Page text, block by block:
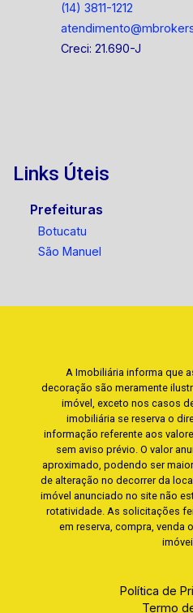
(14) 3811-1212
Creci: 21.690-J
Links Úteis
Prefeituras
Botucatu
São Manuel
A Imobiliária informa que
decoração são meramente
imóvel, exceto nos casos
imobiliária se reserva o
informação referente aos
sem aviso prévio. O valor
aproximado, podendo ser
de alteração no decorrer da
imóvel anunciado no site não
rotatividade. As solicitações
em reserva, compra, venda
Política de
Termo